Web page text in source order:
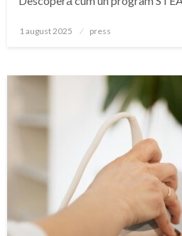
Posted
1 august 2025 press